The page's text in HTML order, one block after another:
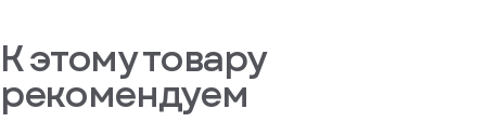
К этому товару
рекомендуем